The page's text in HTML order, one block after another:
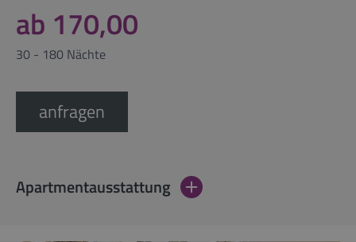
ab 170,00
30 - 180 Nächte
anfragen
Apartmentausstattung